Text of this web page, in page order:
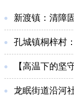
新渡镇：清障
孔城镇桐梓村：紧
【高温下的坚守】桐城市交
龙眠街道沿河社区：